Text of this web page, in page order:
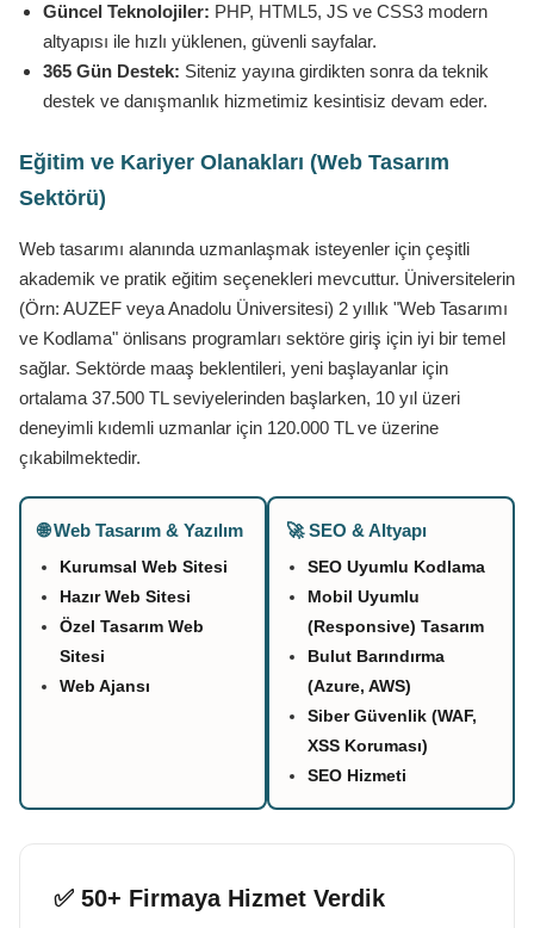
Güncel Teknolojiler: PHP, HTML5, JS ve CSS3 modern
altyapısı ile hızlı yüklenen, güvenli sayfalar.
365 Gün Destek: Siteniz yayına girdikten sonra da teknik
destek ve danışmanlık hizmetimiz kesintisiz devam eder.
Eğitim ve Kariyer Olanakları (Web Tasarım
Sektörü)
Web tasarımı alanında uzmanlaşmak isteyenler için çeşitli
akademik ve pratik eğitim seçenekleri mevcuttur. Üniversitelerin
(Örn: AUZEF veya Anadolu Üniversitesi) 2 yıllık "Web Tasarımı
ve Kodlama" önlisans programları sektöre giriş için iyi bir temel
sağlar. Sektörde maaş beklentileri, yeni başlayanlar için
ortalama 37.500 TL seviyelerinden başlarken, 10 yıl üzeri
deneyimli kıdemli uzmanlar için 120.000 TL ve üzerine
çıkabilmektedir.
🌐 Web Tasarım & Yazılım
Kurumsal Web Sitesi
Hazır Web Sitesi
Özel Tasarım Web
Sitesi
Web Ajansı
🚀 SEO & Altyapı
SEO Uyumlu Kodlama
Mobil Uyumlu
(Responsive) Tasarım
Bulut Barındırma
(Azure, AWS)
Siber Güvenlik (WAF,
XSS Koruması)
SEO Hizmeti
✅ 50+ Firmaya Hizmet Verdik